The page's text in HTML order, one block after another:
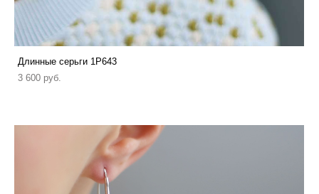
Длинные серьги 1P643
3 600 pуб.